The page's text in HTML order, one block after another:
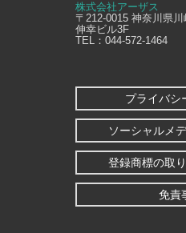
株式会社アーザス
〒212-0015 神奈川県
伸幸ビル3F
TEL： 044-572-1464
プライバシ
ソーシャルメ
登録商標の取
免責